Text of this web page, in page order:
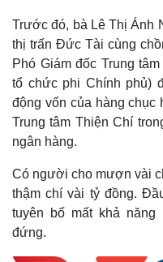
Quan sát
Cuộc sống đó đây
Hồ sơ
Trước đó, bà Lê Thị Ánh
thị trấn Đức Tài cùng
Phó Giám đốc Trung
tổ chức phi Chính phủ)
động vốn của hàng chục
Trung tâm Thiện Chí
ngân hàng.
Có người cho mượn vài
thậm chí vài tỷ đồng.
tuyên bố mất khả
đứng.